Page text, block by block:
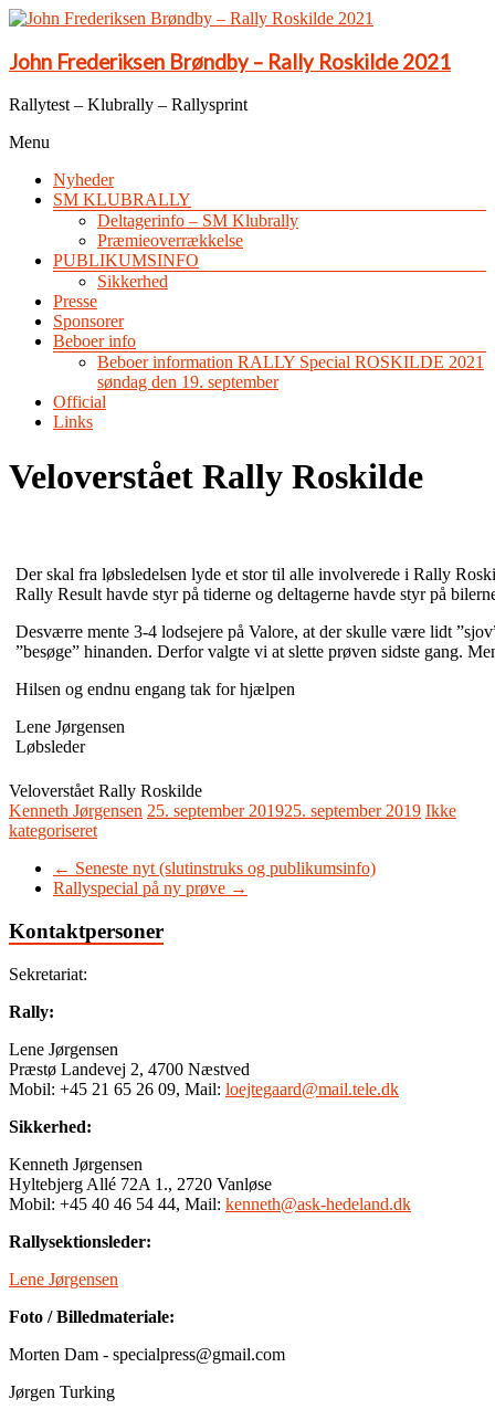
John Frederiksen Brøndby – Rally Roskilde 2021
Rallytest – Klubrally – Rallysprint
Menu
Nyheder
SM KLUBRALLY
Deltagerinfo – SM Klubrally
Præmieoverrækkelse
PUBLIKUMSINFO
Sikkerhed
Presse
Sponsorer
Beboer info
Beboer information RALLY Special ROSKILDE 2021
søndag den 19. september
Official
Links
Veloverstået Rally Roskilde
Der skal fra løbsledelsen lyde et stor til alle involverede i Rally
Rally Result havde styr på tiderne og deltagerne havde styr på
Desværre mente 3-4 lodsejere på Valore, at der skulle være lidt
”besøge” hinanden. Derfor valgte vi at slette prøven sidste gang.
Hilsen og endnu engang tak for hjælpen
Lene Jørgensen
Løbsleder
Veloverstået Rally Roskilde
Kenneth Jørgensen 25. september 201925. september 2019 Ikke
kategoriseret
← Seneste nyt (slutinstruks og publikumsinfo)
Rallyspecial på ny prøve →
Kontaktpersoner
Sekretariat:
Rally:
Lene Jørgensen
Præstø Landevej 2, 4700 Næstved
Mobil: +45 21 65 26 09, Mail: loejtegaard@mail.tele.dk
Sikkerhed:
Kenneth Jørgensen
Hyltebjerg Allé 72A 1., 2720 Vanløse
Mobil: +45 40 46 54 44, Mail: kenneth@ask-hedeland.dk
Rallysektionsleder:
Lene Jørgensen
Foto / Billedmateriale:
Morten Dam - specialpress@gmail.com
Jørgen Turking